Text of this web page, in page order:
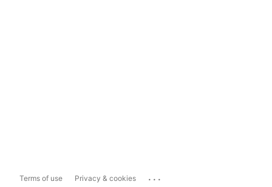
Terms of use Privacy & cookies ...